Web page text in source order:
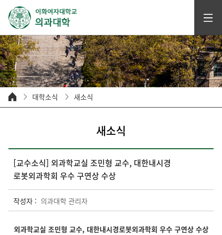
대학소식 새소식
새소식
[교수소식] 외과학교실 조민형 교수, 대한내시경
로봇외과학회 우수 구연상 수상
작성자 : 의과대학 관리자
외과학교실 조민형 교수, 대한내시경로봇외과학회 우수 구연상 수상